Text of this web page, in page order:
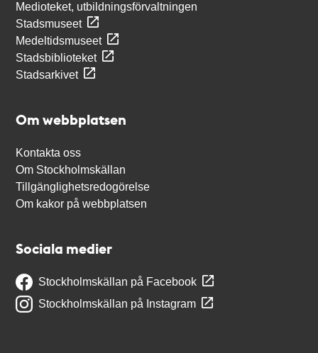
Medioteket, utbildningsförvaltningen
Stadsmuseet
Medeltidsmuseet
Stadsbiblioteket
Stadsarkivet
Om webbplatsen
Kontakta oss
Om Stockholmskällan
Tillgänglighetsredogörelse
Om kakor på webbplatsen
Sociala medier
Stockholmskällan på Facebook
Stockholmskällan på Instagram